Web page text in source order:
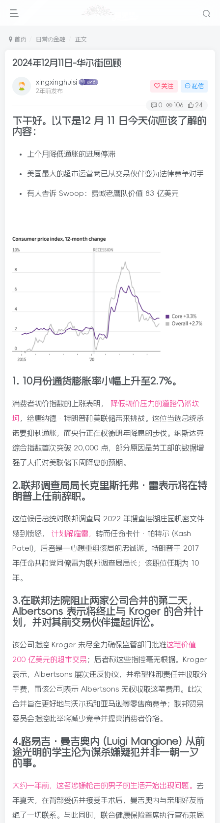
首页 日常の金融 正文
2024年12月11日-华尔街回顾
xingxinghuisi
2年前发布
关注 私信
0 106 24
下午好。以下是12 月 11 日今天你应该了解的
内容：
上个月降低通胀的进展停滞
美国最大的超市运营商已从交易伙伴变为法律竞争对手
有人告诉 Swoop：费城老鹰队价值 83 亿美元
1. 10月份通货膨胀率小幅上升至2.7%。
消费者物价指数的上涨表明，
降低物价压力的道路仍然坎
坷 ，给唐纳德·特朗普和美联储带来挑战。这位当选总统承
诺要抑制通胀，而央行正在权衡明年降息的步伐。纳斯达克
综合指数首次突破 20,000 点，部分原因是劳工部的数据增
强了人们对美联储下周降息的预期。
2.联邦调查局局长克里斯托弗·雷表示将在特
朗普上任前辞职。
这位候任总统对联邦调查局 2022 年搜查海湖庄园机密文件
感到愤怒， 计划解雇雷， 转而任命卡什·帕特尔 (Kash
Patel)，后者是一心想重组该局的忠诚派。特朗普于 2017
年任命共和党同僚雷为联邦调查局局长；该职位任期为 10
年。
3.在联邦法院阻止两家公司合并的第二天，
Albertsons 表示将终止与 Kroger 的合并计
划，并对其前交易伙伴提起诉讼。
该公司指控 Kroger 未尽全力确保监管部门批准这笔价值
200 亿美元的超市交易 ；后者称这些指控毫无根据。Kroger
表示，Albertsons 屡次违反协议，并希望推卸责任并收取分
手费，而该公司表示 Albertsons 无权收取这笔费用。此次
合并旨在更好地与沃尔玛和亚马逊等零售商竞争；联邦贸易
委员会指控此举将减少竞争并提高消费者价格。
4.路易吉·曼吉奥内 (Luigi Mangione) 从前
途光明的学生沦为谋杀嫌疑犯并非一朝一夕
的事。
大约一年前，这名涉嫌枪击的男子的生活开始出现问题。 去
年夏天，在背部受伤并接受手术后，曼吉奥内与亲朋好友断
绝了一切联系。与此同时，联合健康保险首席执行官布莱恩